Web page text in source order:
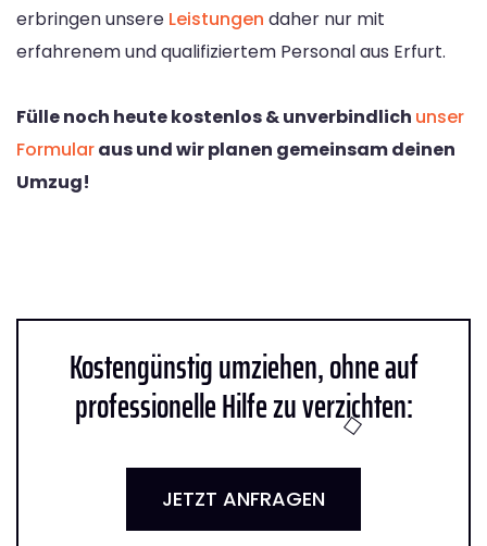
erbringen unsere Leistungen daher nur mit
erfahrenem und qualifiziertem Personal aus Erfurt.
Fülle noch heute kostenlos & unverbindlich unser
Formularaus und wir planen gemeinsam deinen
Umzug!
Kostengünstig umziehen, ohne auf
professionelle Hilfe zu verzichten:
JETZT ANFRAGEN